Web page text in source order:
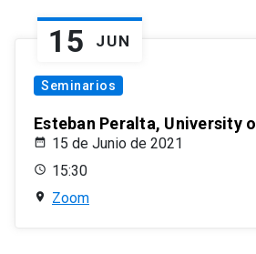
15 JUN
Seminarios
Esteban Peralta, University
15 de Junio de 2021
15:30
Zoom